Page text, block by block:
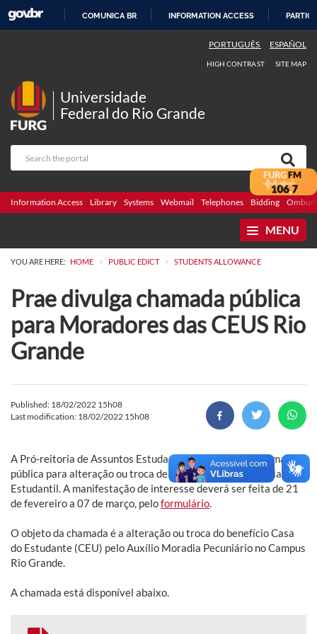
COMUNICA BR INFORMATION ACCESS
PORTUGUÊS ESPAÑOL
HIGH CONTRAST SITE MAP
Universidade
Federal do Rio Grande
Information Access Library Systems Webmail Telephones Bidding
MENU
YOU ARE HERE: HOME > PUBLIC EDICT > STUDENTS ALLOWANCE
Prae divulga chamada pública
para Moradores das CEUS Rio
Grande
Published: 18/02/2022 15h08
Last modification: 18/02/2022 15h08
A Pró-reitoria de Assuntos Estudantis (Prae) divulga chamada
pública para alteração ou troca de benefício da Assistência
Estudantil. A manifestação de interesse deverá ser feita de 21
de fevereiro a 07 de março, peloformulário
O objeto da chamada é a alteração ou troca do benefício Casa
do Estudante (CEU) pelo Auxílio Moradia Pecuniário no Campus
Rio Grande.
A chamada está disponível abaixo.